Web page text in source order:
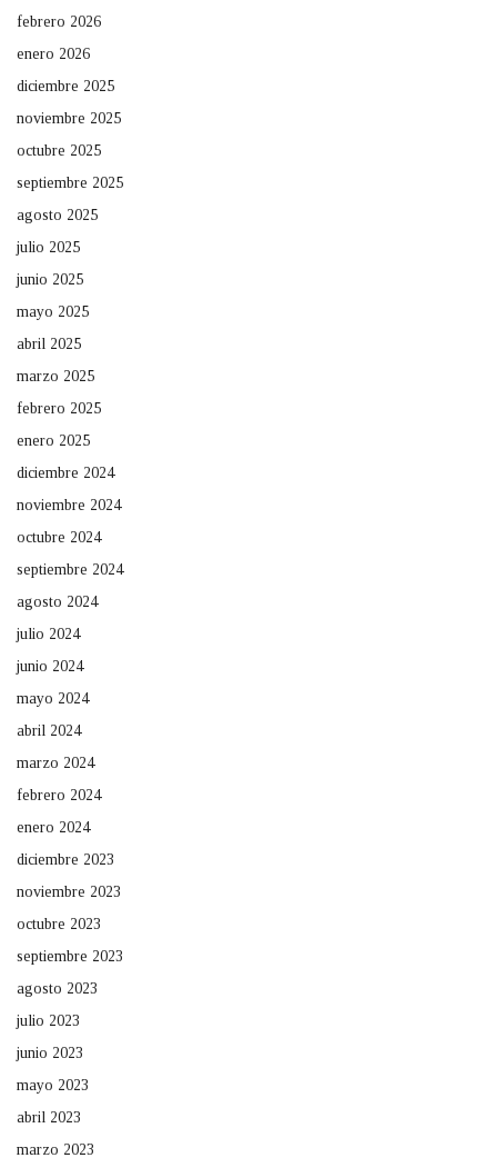
febrero 2026
enero 2026
diciembre 2025
noviembre 2025
octubre 2025
septiembre 2025
agosto 2025
julio 2025
junio 2025
mayo 2025
abril 2025
marzo 2025
febrero 2025
enero 2025
diciembre 2024
noviembre 2024
octubre 2024
septiembre 2024
agosto 2024
julio 2024
junio 2024
mayo 2024
abril 2024
marzo 2024
febrero 2024
enero 2024
diciembre 2023
noviembre 2023
octubre 2023
septiembre 2023
agosto 2023
julio 2023
junio 2023
mayo 2023
abril 2023
marzo 2023